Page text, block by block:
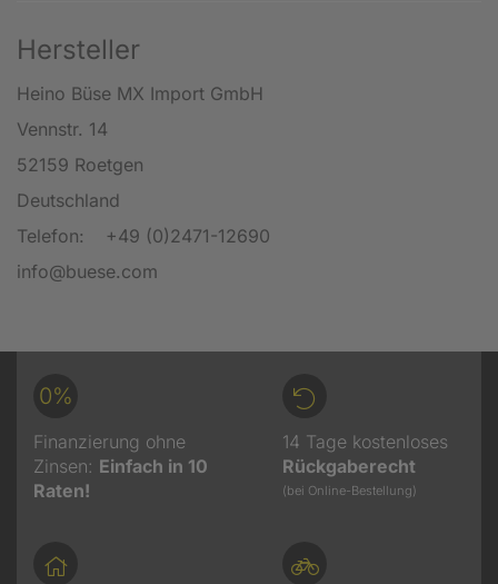
Hersteller
Heino Büse MX Import GmbH
Vennstr. 14
52159 Roetgen
Deutschland
Telefon:
+49 (0)2471-12690
info@buese.com
0%
Finanzierung ohne
Zinsen: Einfach in 10
Raten!
14 Tage kostenloses
Rückgaberecht
(bei Online-Bestellung)